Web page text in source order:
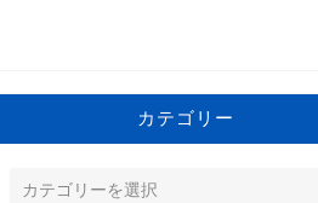
カテゴリー